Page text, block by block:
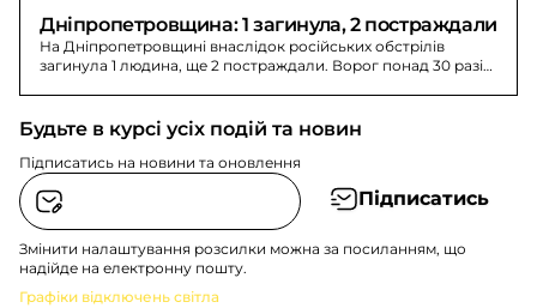
Дніпропетровщина: 1 загинула, 2 постраждали
На Дніпропетровщині внаслідок російських обстрілів
загинула 1 людина, ще 2 постраждали. Ворог понад 30 разів
Будьте в курсі усіх подій та новин
Підписатись на новини та оновлення
Підписатись
Змінити налаштування розсилки можна за посиланням, що
надійде на електронну пошту.
Графіки відключень світла